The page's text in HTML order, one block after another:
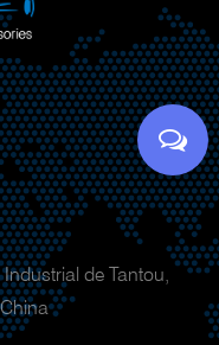
de Tantou,